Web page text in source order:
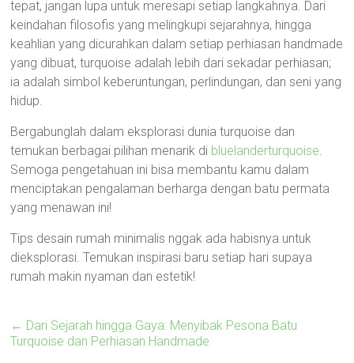
tepat, jangan lupa untuk meresapi setiap langkahnya. Dari
keindahan filosofis yang melingkupi sejarahnya, hingga
keahlian yang dicurahkan dalam setiap perhiasan handmade
yang dibuat, turquoise adalah lebih dari sekadar perhiasan;
ia adalah simbol keberuntungan, perlindungan, dan seni yang
hidup.
Bergabunglah dalam eksplorasi dunia turquoise dan
temukan berbagai pilihan menarik di bluelanderturquoise.
Semoga pengetahuan ini bisa membantu kamu dalam
menciptakan pengalaman berharga dengan batu permata
yang menawan ini!
Tips desain rumah minimalis nggak ada habisnya untuk
dieksplorasi. Temukan inspirasi baru setiap hari supaya
rumah makin nyaman dan estetik!
← Dari Sejarah hingga Gaya: Menyibak Pesona Batu
Turquoise dan Perhiasan Handmade